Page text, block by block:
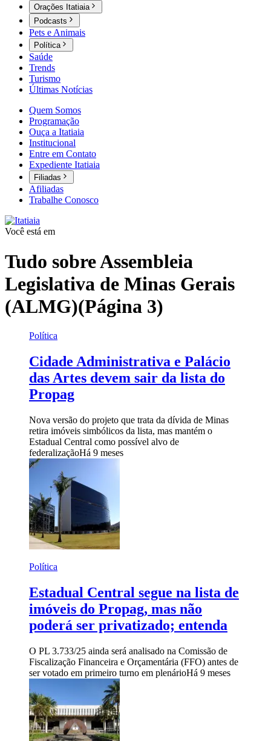
Orações Itatiaia
Podcasts
Pets e Animais
Política
Saúde
Trends
Turismo
Últimas Notícias
Quem Somos
Programação
Ouça a Itatiaia
Institucional
Entre em Contato
Expediente Itatiaia
Filiadas
Afiliadas
Trabalhe Conosco
Você está em
Tudo sobreAssembleia
Legislativa de Minas Gerais
(ALMG)(Página 3)
Política
Cidade Administrativa e Palácio
das Artes devem sair da lista do
Propag
Nova versão do projeto que trata da dívida de Minas
retira imóveis simbólicos da lista, mas mantém o
Estadual Central como possível alvo de
federalizaçãoHá 9 meses
Política
Estadual Central segue na lista de
imóveis do Propag, mas não
poderá ser privatizado; entenda
O PL 3.733/25 ainda será analisado na Comissão de
Fiscalização Financeira e Orçamentária (FFO) antes de
ser votado em primeiro turno em plenárioHá 9 meses